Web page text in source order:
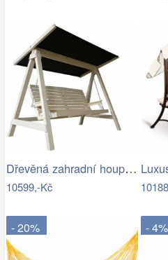
Dřevěná zahradní houpačka Lucas pro 4…
10599,-Kč
- 20% - 4%